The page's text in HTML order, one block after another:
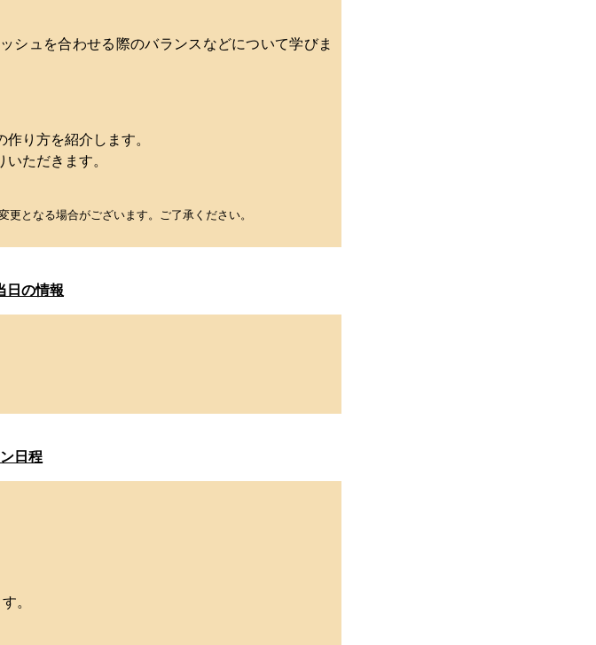
シュを合わせる際のバランスなどについて学びま
り方を紹介します。
ただきます。
となる場合がございます。ご了承ください。
日の情報
日程
。